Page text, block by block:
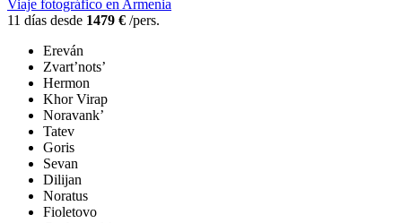
Viaje fotográfico en Armenia
11 días desde 1479 € /pers.
Ereván
Zvart’nots’
Hermon
Khor Virap
Noravank’
Tatev
Goris
Sevan
Dilijan
Noratus
Fioletovo